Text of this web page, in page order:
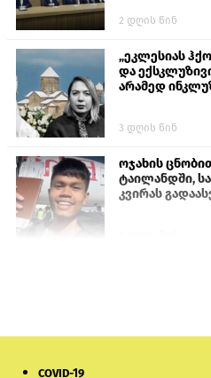
2 დღის წინ
„ეკლესიას
და
არამედ
3 დღის წინ
ოჯახის
ტაილანდში,
კვირას
COVID-19